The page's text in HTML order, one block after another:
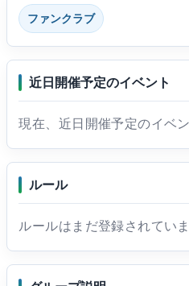
ファンクラブ
近日開催予定のイベント
現在、近日開催予定のイベ
ルール
ルールはまだ登録されていま